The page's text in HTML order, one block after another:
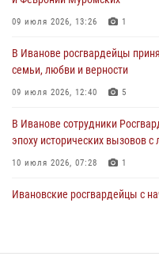
30 июля 2026, 12:41
празднования Дня Крещения
09 июля 2026, 13:26 1
В Иванове росгвардейцы
семьи, любви и верности
09 июля 2026, 12:40 5
В Иванове сотрудники
эпоху исторических вызовов
10 июля 2026, 07:28 1
Ивановские росгвардейцы с